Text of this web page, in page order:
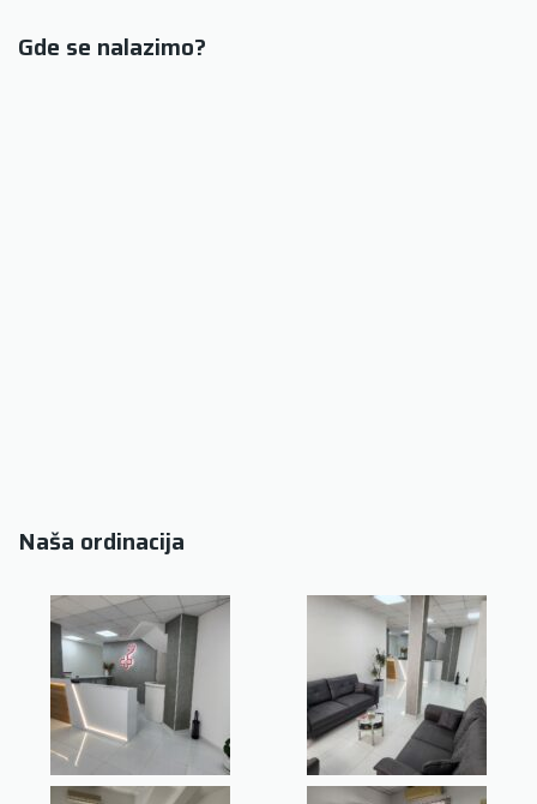
Gde se nalazimo?
Naša ordinacija